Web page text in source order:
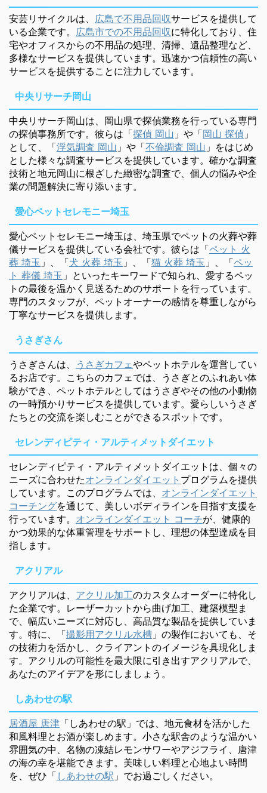
安芸リサイクルは、 広島で不用品回収サービスを提供して
いる企業です。 広島市での不用品回収に特化しており、住
宅やオフィスからの不用品の処理、清掃、遺品整理など、
多様なサービスを提供しています。迅速かつ信頼性の高い
サービスを提供することに注力しています。
中央リサーチ岡山
中央リサーチ岡山は、岡山県で探偵業務を行っている専門
の探偵事務所です。彼らは「探偵 岡山 」や「岡山 探偵 」
として、「浮気調査 岡山 」や「不倫調査 岡山 」をはじめ
とした様々な調査サービスを提供しています。確かな調査
技術と地元岡山に根ざした緻密な調査で、個人の悩みや企
業の問題解決に寄り添います。
愛心ペットセレモニー埼玉
愛心ペットセレモニー埼玉は、埼玉県でペットの火葬や葬
儀サービスを提供している会社です。彼らは「ペット 火
葬 埼玉 」、「犬 火葬 埼玉 」、「猫 火葬 埼玉 」、「ペッ
ト 葬儀 埼玉 」といったキーワードで知られ、愛するペッ
トの最後を温かく見送るためのサポートを行っています。
専門のスタッフが、ペットオーナーの感情を尊重しながら
丁寧なサービスを提供します。
うさぎさん
うさぎさんは、 うさぎカフェやペットホテルを運営してい
るお店です。こちらのカフェでは、うさぎとのふれあい体
験ができ、ペットホテルとしてはうさぎやその他の小動物
の一時預かりサービスを提供しています。愛らしいうさぎ
たちとの交流を楽しむことができるスポットです。
セレンディピティ・アルティメットダイエット
セレンディピティ・アルティメットダイエットは、個々の
ニーズに合わせたオンラインダイエット プログラムを提供
しています。このプログラムでは、 オンラインダイエット
コーチングを通じて、美しいボディラインを目指す支援を
行っています。 オンラインダイエット コーチが、健康的
かつ効果的な体重管理をサポートし、理想の体型達成を目
指します。
アクリアル
アクリアルは、 アクリル加工のカスタムオーダーに特化し
た企業です。レーザーカットから曲げ加工、建築模型ま
で、幅広いニーズに対応し、高品質な製品を提供していま
す。特に、「撮影用アクリル水槽 」の製作においても、そ
の技術力を活かし、クライアントのイメージを具現化しま
す。アクリルの可能性を最大限に引き出すアクリアルで、
あなたのアイデアを形にしましょう。
しあわせの駅
居酒屋 唐津 「しあわせの駅」では、地元食材を活かした
和風料理とお酒が楽しめます。小さな駅舎のような温かい
雰囲気の中、名物の凍結レモンサワーやアジフライ、唐津
の海の幸を堪能できます。美味しい料理と心地よい時間
を、ぜひ「 しあわせの駅 」でお過ごしください。